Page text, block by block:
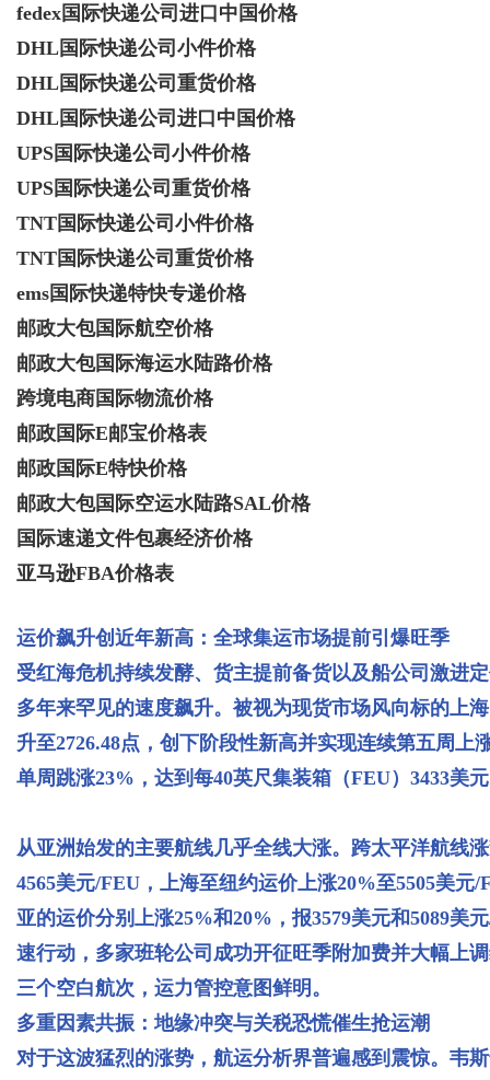
fedex国际快递公司进口中国价格
DHL国际快递公司小件价格
DHL国际快递公司重货价格
DHL国际快递公司进口中国价格
UPS国际快递公司小件价格
UPS国际快递公司重货价格
TNT国际快递公司小件价格
TNT国际快递公司重货价格
ems国际快递特快专递价格
邮政大包国际航空价格
邮政大包国际海运水陆路价格
跨境电商国际物流价格
邮政国际E邮宝价格表
邮政国际E特快价格
邮政大包国际空运水陆路SAL价格
国际速递文件包裹经济价格
亚马逊FBA价格表
运价飙升创近年新高：全球集运市场提前引爆旺季
受红海危机持续发酵、货主提前备货以及船公司激进
多年来罕见的速度飙升。被视为现货市场风向标的上
升至2726.48点，创下阶段性新高并实现连续第五周
单周跳涨23%，达到每40英尺集装箱（FEU）3433美
从亚洲始发的主要航线几乎全线大涨。跨太平洋航线
4565美元/FEU，上海至纽约运价上涨20%至5505美
亚的运价分别上涨25%和20%，报3579美元和5089美
速行动，多家班轮公司成功开征旺季附加费并大幅上
三个空白航次，运力管控意图鲜明。
多重因素共振：地缘冲突与关税恐慌催生抢运潮
对于这波猛烈的涨势，航运分析界普遍感到震惊。韦